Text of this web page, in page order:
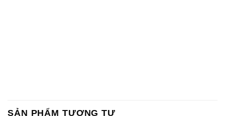
SẢN PHẨM TƯƠNG TỰ